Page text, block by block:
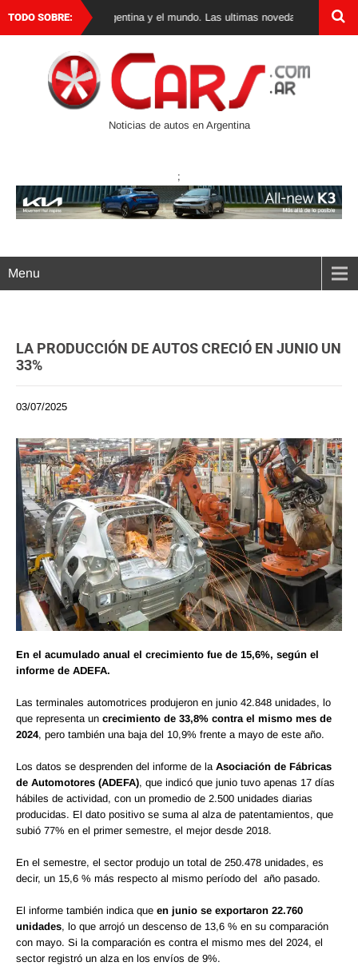
TODO SOBRE:
autos 0 km en Argentina y el mundo. Las ultimas novedades,
Noticias de autos en Argentina
;
Menu
LA PRODUCCIÓN DE AUTOS CRECIÓ EN JUNIO UN
33%
03/07/2025
En el acumulado anual el crecimiento fue de 15,6%, según el
informe de ADEFA.
Las terminales automotrices produjeron en junio 42.848 unidades, lo
que representa un crecimiento de 33,8% contra el mismo mes de
2024, pero también una baja del 10,9% frente a mayo de este año.
Los datos se desprenden del informe de la Asociación de Fábricas
de Automotores (ADEFA), que indicó que junio tuvo apenas 17 días
hábiles de actividad, con un promedio de 2.500 unidades diarias
producidas. El dato positivo se suma al alza de patentamientos, que
subió 77% en el primer semestre, el mejor desde 2018.
En el semestre, el sector produjo un total de 250.478 unidades, es
decir, un 15,6 % más respecto al mismo período del año pasado.
El informe también indica que en junio se exportaron 22.760
unidades, lo que arrojó un descenso de 13,6 % en su comparación
con mayo. Si la comparación es contra el mismo mes del 2024, el
sector registró un alza en los envíos de 9%.